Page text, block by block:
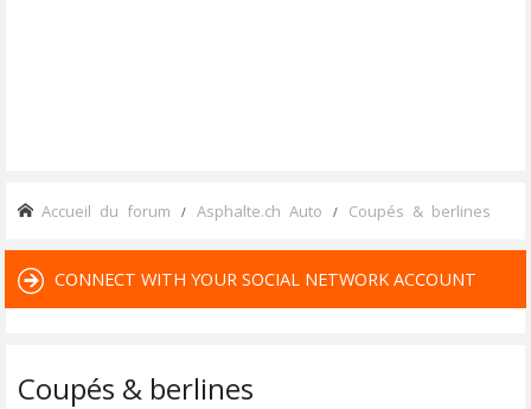
Accueil du forum Asphalte.ch Auto Coupés & berlines
CONNECT WITH YOUR SOCIAL NETWORK ACCOUNT
Coupés & berlines